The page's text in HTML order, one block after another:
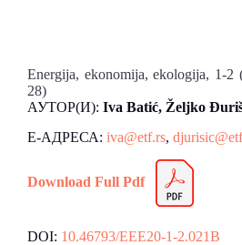
Energija, ekonomija, ekologija, 1-2
28)
АУТОР(И): Iva Batić, Željko
Е-АДРЕСА: iva@etf.rs,
Download Full Pdf
DOI: 10.46793/EEE20-1-2.021B